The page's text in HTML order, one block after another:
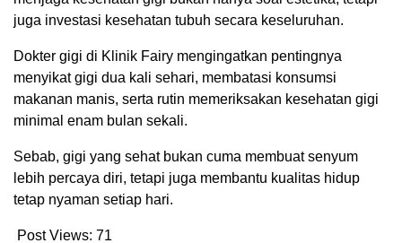
juga investasi kesehatan tubuh secara keseluruhan.
Dokter gigi di Klinik Fairy mengingatkan pentingnya
menyikat gigi dua kali sehari, membatasi konsumsi
makanan manis, serta rutin memeriksakan kesehatan gigi
minimal enam bulan sekali.
Sebab, gigi yang sehat bukan cuma membuat senyum
lebih percaya diri, tetapi juga membantu kualitas hidup
tetap nyaman setiap hari.
Post Views: 71